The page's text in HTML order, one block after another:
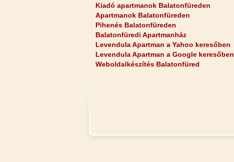
Kiadó apartmanok Balatonfüreden
Apartmanok Balatonfüreden
Pihenés Balatonfüreden
Balatonfüredi Apartmanház
Levendula Apartman a Yahoo keresőben
Levendula Apartman a Google keresőben
Weboldalkészítés Balatonfüred